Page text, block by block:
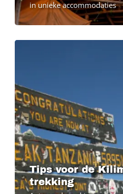
in unieke accommodaties
Image
Image
Tips voor de
trekking